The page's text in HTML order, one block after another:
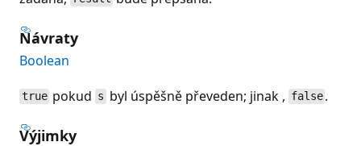
Návraty
Boolean
true pokud s byl úspěšně převeden; jinak , false .
Výjimky